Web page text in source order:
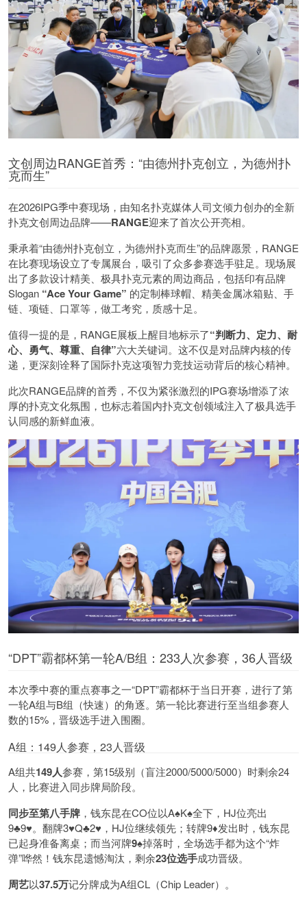
文创周边RANGE首秀：“由德州扑克创立，为德州扑
克而生”
在2026IPG季中赛现场，由知名扑克媒体人司文倾力创办的全新
扑克文创周边品牌——RANGE迎来了首次公开亮相。
秉承着“由德州扑克创立，为德州扑克而生”的品牌愿景，RANGE
在比赛现场设立了专属展台，吸引了众多参赛选手驻足。现场展
出了多款设计精美、极具扑克元素的周边商品，包括印有品牌
Slogan “Ace Your Game” 的定制棒球帽、精美金属冰箱贴、手
链、项链、口罩等，做工考究，质感十足。
值得一提的是，RANGE展板上醒目地标示了“判断力、定力、耐
心、勇气、尊重、自律”六大关键词。这不仅是对品牌内核的传
递，更深刻诠释了国际扑克这项智力竞技运动背后的核心精神。
此次RANGE品牌的首秀，不仅为紧张激烈的IPG赛场增添了浓
厚的扑克文化氛围，也标志着国内扑克文创领域注入了极具选手
认同感的新鲜血液。
“DPT”霸都杯第一轮A/B组：233人次参赛，36人晋级
本次季中赛的重点赛事之一“DPT”霸都杯于当日开赛，进行了第
一轮A组与B组（快速）的角逐。第一轮比赛进行至当组参赛人
数的15%，晋级选手进入围圈。
A组：149人参赛，23人晋级
A组共149人参赛，第15级别（盲注2000/5000/5000）时剩余24
人，比赛进入同步牌局阶段。
同步至第八手牌 ，钱东昆在CO位以A♠️K♠️全下，HJ位亮出
9♣️9♥️。翻牌3♥️Q♣️2♥️，HJ位继续领先；转牌9♦️发出时，钱东昆
已起身准备离桌；而当河牌9♠️掉落时，全场选手都为这个“炸
弹”哗然！钱东昆遗憾淘汰，剩余23位选手成功晋级。
周艺以37.5万记分牌成为A组CL（Chip Leader）。